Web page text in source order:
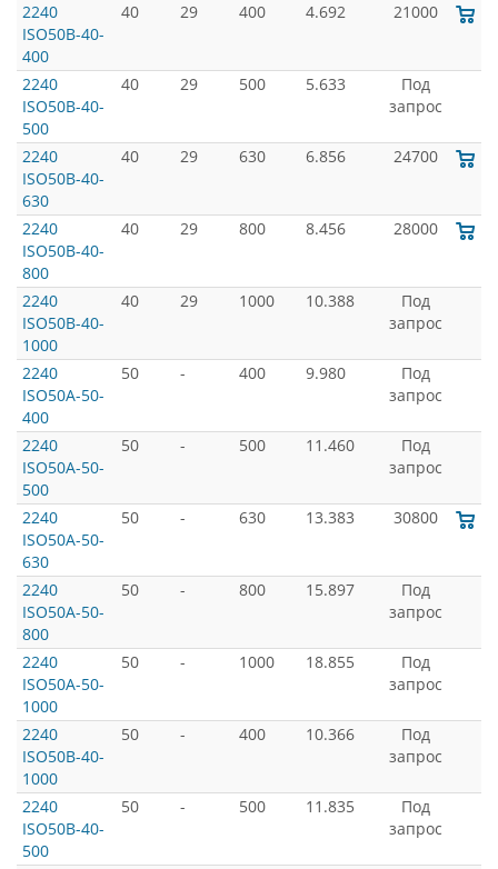
2240
ISO50B-40-
400
40 29 400 4.692 21000
2240
ISO50B-40-
500
40 29 500 5.633
Под
запрос
2240
ISO50B-40-
630
40 29 630 6.856 24700
2240
ISO50B-40-
800
40 29 800 8.456 28000
2240
ISO50B-40-
1000
40 29 1000 10.388
Под
запрос
2240
ISO50A-50-
400
50 - 400 9.980
Под
запрос
2240
ISO50A-50-
500
50 - 500 11.460
Под
запрос
2240
ISO50A-50-
630
50 - 630 13.383 30800
2240
ISO50A-50-
800
50 - 800 15.897
Под
запрос
2240
ISO50A-50-
1000
50 - 1000 18.855
Под
запрос
2240
ISO50B-40-
1000
50 - 400 10.366
Под
запрос
2240
ISO50B-40-
500
50 - 500 11.835
Под
запрос